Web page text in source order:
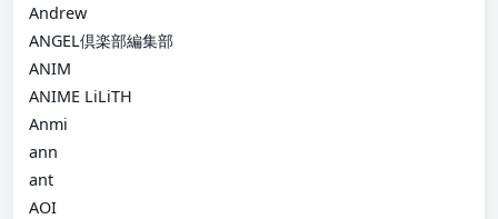
Andrew
ANGEL倶楽部編集部
ANIM
ANIME LiLiTH
Anmi
ann
ant
AOI